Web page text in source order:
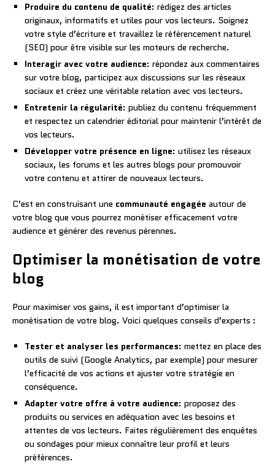
Produire du contenu de qualité: rédigez des articles
originaux, informatifs et utiles pour vos lecteurs. Soignez
votre style d’écriture et travaillez le référencement naturel
(SEO) pour être visible sur les moteurs de recherche.
Interagir avec votre audience: répondez aux commentaires
sur votre blog, participez aux discussions sur les réseaux
sociaux et créez une véritable relation avec vos lecteurs.
Entretenir la régularité: publiez du contenu fréquemment
et respectez un calendrier éditorial pour maintenir l’intérêt de
vos lecteurs.
Développer votre présence en ligne: utilisez les réseaux
sociaux, les forums et les autres blogs pour promouvoir
votre contenu et attirer de nouveaux lecteurs.
C’est en construisant une communauté engagée autour de
votre blog que vous pourrez monétiser efficacement votre
audience et générer des revenus pérennes.
Optimiser la monétisation de votre
blog
Pour maximiser vos gains, il est important d’optimiser la
monétisation de votre blog. Voici quelques conseils d’experts :
Tester et analyser les performances: mettez en place des
outils de suivi (Google Analytics, par exemple) pour mesurer
l’efficacité de vos actions et ajuster votre stratégie en
conséquence.
Adapter votre offre à votre audience: proposez des
produits ou services en adéquation avec les besoins et
attentes de vos lecteurs. Faites régulièrement des enquêtes
ou sondages pour mieux connaître leur profil et leurs
préférences.